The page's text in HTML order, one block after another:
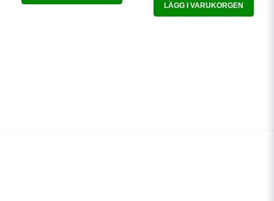
LÄGG I VARUKORGEN